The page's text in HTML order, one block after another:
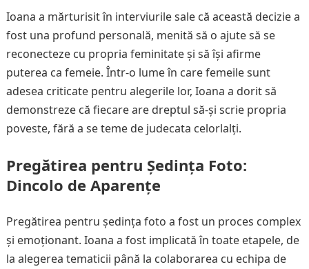
Ioana a mărturisit în interviurile sale că această decizie a
fost una profund personală, menită să o ajute să se
reconecteze cu propria feminitate și să își afirme
puterea ca femeie. Într-o lume în care femeile sunt
adesea criticate pentru alegerile lor, Ioana a dorit să
demonstreze că fiecare are dreptul să-și scrie propria
poveste, fără a se teme de judecata celorlalți.
Pregătirea pentru Ședința Foto:
Dincolo de Aparențe
Pregătirea pentru ședința foto a fost un proces complex
și emoționant. Ioana a fost implicată în toate etapele, de
la alegerea tematicii până la colaborarea cu echipa de